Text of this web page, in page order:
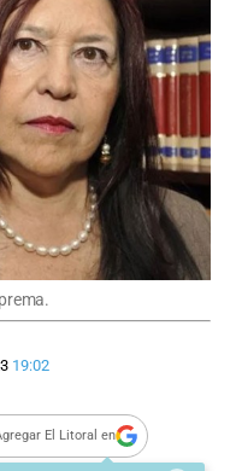
19:02
El Litoral en